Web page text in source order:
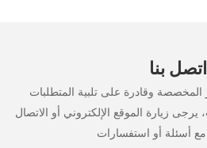
اتصل بنا
المخصصة وقادرة على تلبية المتطلبات
زيارة الموقع الإلكتروني أو الاتصال